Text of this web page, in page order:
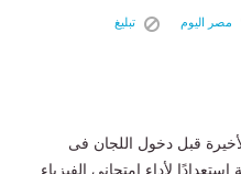
مصر اليوم تبليغ
قبل دخول اللجان فى
لأداء امتحانى الفيزياء